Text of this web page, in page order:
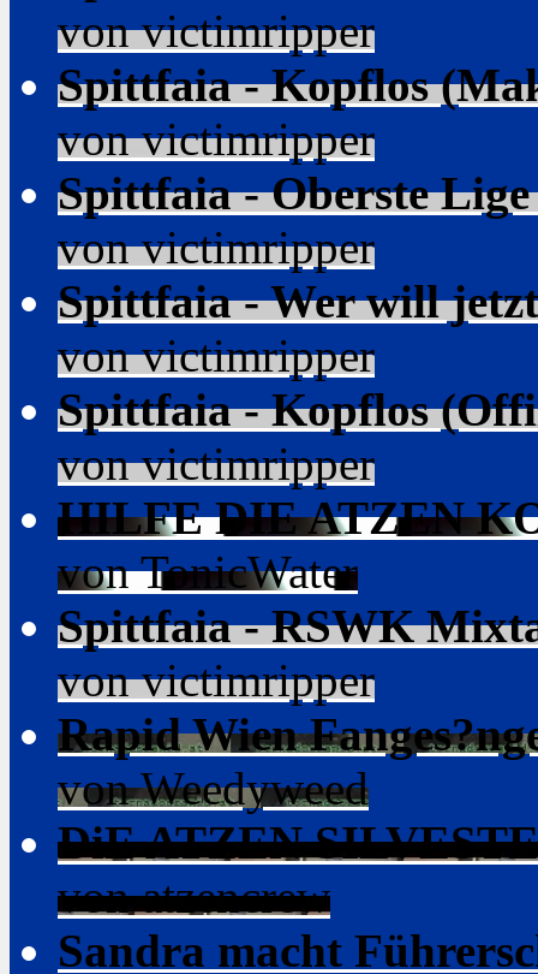
von victimripper
Spittfaia - Kopflos
von victimripper
Spittfaia - Oberste Lige
von victimripper
Spittfaia - Wer will
von victimripper
Spittfaia - Kopflos
von victimripper
HILFE DIE ATZEN
von TonicWater
Spittfaia - RSWK
von victimripper
Rapid Wien
von Weedyweed
DiE ATZEN
von atzencrew
Sandra macht